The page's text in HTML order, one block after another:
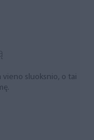
vieno sluoksnio, o tai